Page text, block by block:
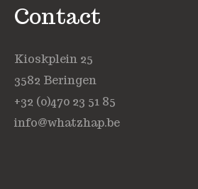
Contact
Kioskplein 25
3582 Beringen
+32 (0)470 23 51 85
info@whatzhap.be